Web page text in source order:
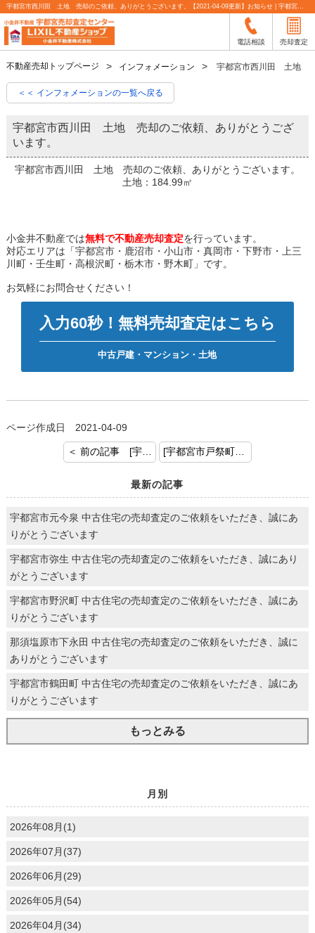
宇都宮市西川田 土地 売却のご依頼、ありがとうございます。【2021-04-09更新】お知らせ | 宇都宮市の不動産売却査定なら小金井不動産
電話相談 売却査定
不動産売却トップページ インフォメーション 宇都宮市西川田 土地 売
＜＜ インフォメーションの一覧へ戻る
宇都宮市西川田 土地 売却のご依頼、ありがとうござ
います。
宇都宮市西川田 土地 売却のご依頼、ありがとうございます。
土地：184.99㎡
小金井不動産では無料で不動産売却査定を行っています。
対応エリアは「宇都宮市・鹿沼市・小山市・真岡市・下野市・上三
川町・壬生町・高根沢町・栃木市・野木町」です。
お気軽にお問合せください！
入力60秒！無料売却査定はこちら
中古戸建・マンション・土地
ページ作成日 2021-04-09
＜ 前の記事 [宇都宮市駅前通り2丁目 マンション ご成約おめでとう御座います。] [宇都宮市戸祭町 マンション 売却のご依頼、ありがとうございます。] 次の記事 ＞
最新の記事
宇都宮市元今泉 中古住宅の売却査定のご依頼をいただき、誠にあ
りがとうございます
宇都宮市弥生 中古住宅の売却査定のご依頼をいただき、誠にあり
がとうございます
宇都宮市野沢町 中古住宅の売却査定のご依頼をいただき、誠にあ
りがとうございます
那須塩原市下永田 中古住宅の売却査定のご依頼をいただき、誠に
ありがとうございます
宇都宮市鶴田町 中古住宅の売却査定のご依頼をいただき、誠にあ
りがとうございます
もっとみる
月別
2026年08月(1)
2026年07月(37)
2026年06月(29)
2026年05月(54)
2026年04月(34)